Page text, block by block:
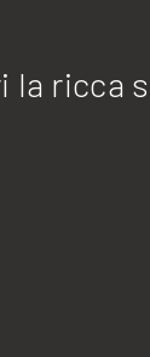
la ricca